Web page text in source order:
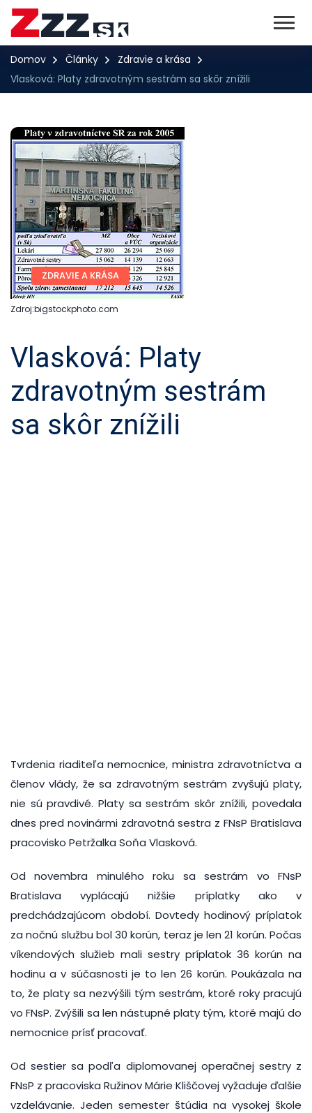
Domov Články
Zdravie a krása
Vlasková: Platy zdravotným sestrám sa skôr znížili
ZDRAVIE A KRÁSA
Zdroj:bigstockphoto.com
Vlasková: Platy
zdravotným sestrám
sa skôr znížili
Tvrdenia riaditeľa nemocnice, ministra zdravotníctva a
členov vlády, že sa zdravotným sestrám zvyšujú platy,
nie sú pravdivé. Platy sa sestrám skôr znížili, povedala
dnes pred novinármi zdravotná sestra z FNsP Bratislava
pracovisko Petržalka Soňa Vlasková.
Od novembra minulého roku sa sestrám vo FNsP
Bratislava vyplácajú nižšie príplatky ako v
predchádzajúcom období. Dovtedy hodinový príplatok
za nočnú službu bol 30 korún, teraz je len 21 korún. Počas
víkendových služieb mali sestry príplatok 36 korún na
hodinu a v súčasnosti je to len 26 korún. Poukázala na
to, že platy sa nezvýšili tým sestrám, ktoré roky pracujú
vo FNsP. Zvýšili sa len nástupné platy tým, ktoré majú do
nemocnice prísť pracovať.
Od sestier sa podľa diplomovanej operačnej sestry z
FNsP z pracoviska Ružinov Márie Kliščovej vyžaduje ďalšie
vzdelávanie. Jeden semester štúdia na vysokej škole